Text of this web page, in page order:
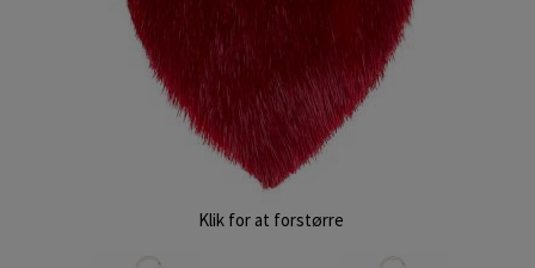
Klik for at forstørre